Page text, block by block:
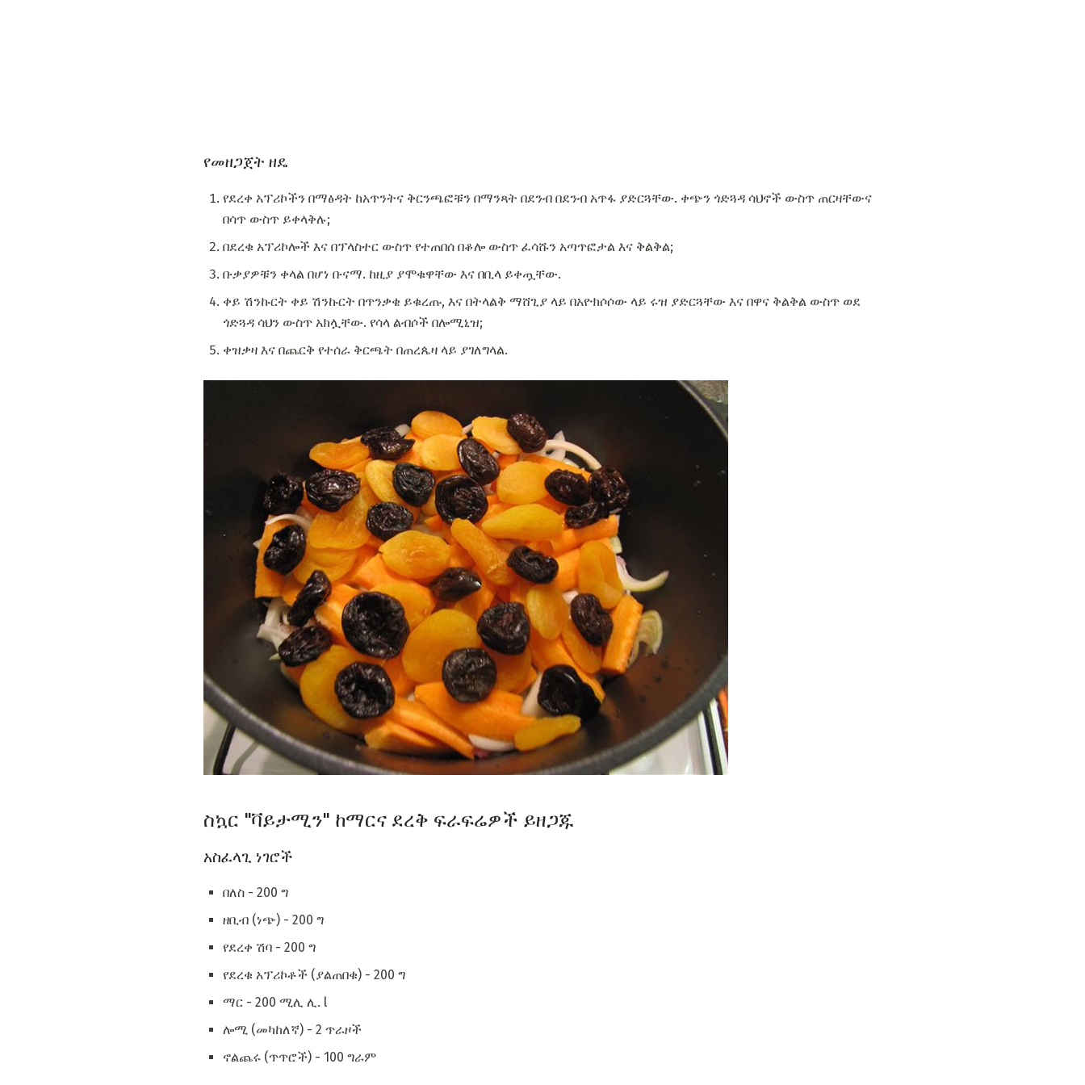
የመዘጋጀት ዘዴ
የደረቀ አፕሪኮችን በማፅዳት ከአጥንትና ቅርንጫፎቹን በማንጻት በደንብ በደንብ አጥፋ ያድርጓቸው. ቀጭን ጎድጓዳ ሳህኖች ውስጥ ጠርዛቸውና
በሳጥ ውስጥ ይቀላቅሉ;
በደረቁ አፕሪኮሎች እና በፕላስተር ውስጥ የተጠበሰ በቆሎ ውስጥ ፈሳሹን አጣጥፎታል እና ቅልቅል;
ቡቃያዎቹን ቀላል በሆነ ቡናማ. ከዚያ ያሞቁዋቸው እና በቢላ ይቀጧቸው.
ቀይ ሽንኩርት ቀይ ሽንኩርት በጥንቃቄ ይቁረጡ, እና በትላልቅ ማሸጊያ ላይ በአዮክሶሶው ላይ ሩዝ ያድርጓቸው እና በዋና ቅልቅል ውስጥ ወደ
ጎድጓዳ ሳህን ውስጥ አክሏቸው. የሳላ ልብሶች በሎሚኒዝ;
ቀዝቃዛ እና በጨርቅ የተሰራ ቅርጫት በጠረጴዛ ላይ ያገለግላል.
ስኳር "ቫይታሚን" ከማርና ደረቅ ፍራፍሬዎች ይዘጋጁ
አስፈላጊ ነገሮች
በለስ - 200 ግ
ዘቢብ (ነጭ) - 200 ግ
የደረቀ ሽባ - 200 ግ
የደረቁ አፕሪኮቶች (ያልጠበቁ) - 200 ግ
ማር - 200 ሚሊ ሊ. l
ሎሚ (መካከለኛ) - 2 ጥራዞች
ኖልጨሩ (ጥጥሮች) - 100 ግራም